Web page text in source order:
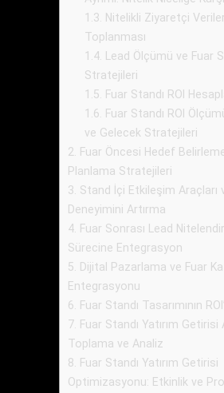
1.3. Nitelikli Ziyaretçi
Toplanması
1.4. Lead Ölçümü ve Fuar
Stratejileri
1.5. Fuar Standı ROI
1.6. Fuar Standı ROI
ve Gelecek Stratejileri
2. Fuar Öncesi Hedef
Planlama Stratejileri
3. Stand İçi Etkileşim Araçları
Deneyimini Artırma
4. Fuar Sonrası Lead
Sürecine Entegrasyon
5. Dijital Pazarlama ve Fuar
Entegrasyonu
6. Fuar Standı Tasarımının
7. Fuar Standı Yatırım Getirisi
Toplama ve Analiz
8. Fuar Standı Yatırım Getirisi
Optimizasyonu: Etkinlik ve